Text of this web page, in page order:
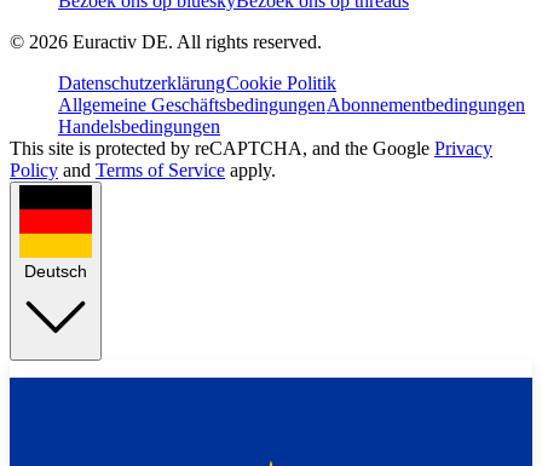
© 2026 Euractiv DE. All rights reserved.
DatenschutzerklärungCookie Politik
Allgemeine GeschäftsbedingungenAbonnementbedingungen
Handelsbedingungen
This site is protected by reCAPTCHA, and the Google Privacy
Policy and Terms of Service apply.
Deutsch